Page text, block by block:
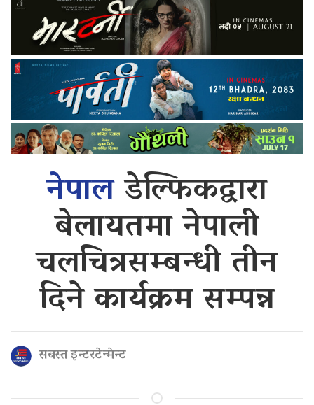
नेपालडेल्फिकद्वारा
बेलायतमा नेपाली
चलचित्रसम्बन्धी तीन
दिने कार्यक्रम सम्पन्न
सबस्त इन्टरटेन्मेन्ट